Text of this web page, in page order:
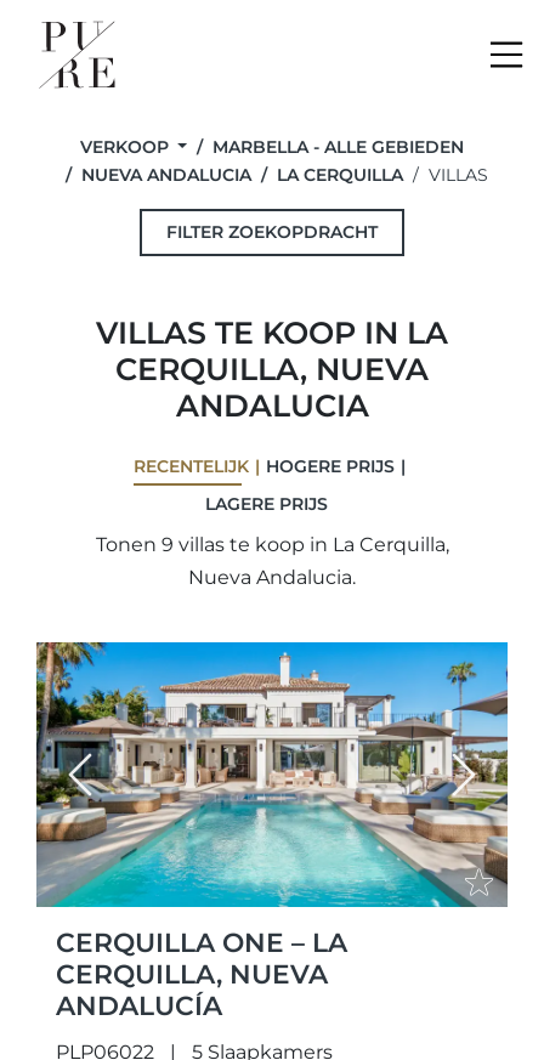
VERKOOP
MARBELLA - ALLE GEBIEDEN
NUEVA ANDALUCIA
LA CERQUILLA VILLAS
FILTER ZOEKOPDRACHT
VILLAS TE KOOP IN LA
CERQUILLA, NUEVA
ANDALUCIA
RECENTELIJK
HOGERE PRIJS
LAGERE PRIJS
Tonen 9 villas te koop in La Cerquilla,
Nueva Andalucia.
Previous Next
CERQUILLA ONE – LA
CERQUILLA, NUEVA
ANDALUCÍA
PLP06022
5 Slaapkamers